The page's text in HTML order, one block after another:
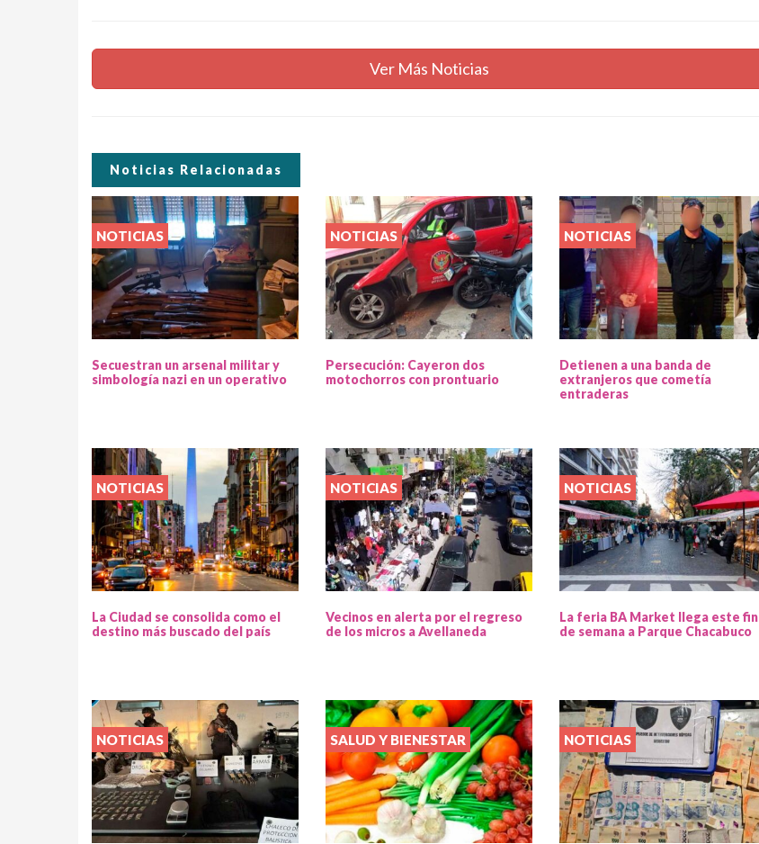
Ver Más Noticias
Noticias Relacionadas
NOTICIAS
Secuestran un arsenal militar y
simbología nazi en un operativo
NOTICIAS
Persecución: Cayeron dos
motochorros con prontuario
NOTICIAS
Detienen a una banda de
extranjeros que cometía
entraderas
NOTICIAS
La Ciudad se consolida como el
destino más buscado del país
NOTICIAS
Vecinos en alerta por el regreso
de los micros a Avellaneda
NOTICIAS
La feria BA Market llega este fin
de semana a Parque Chacabuco
NOTICIAS SALUD Y BIENESTAR NOTICIAS